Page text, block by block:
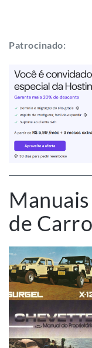
Patrocinado:
de